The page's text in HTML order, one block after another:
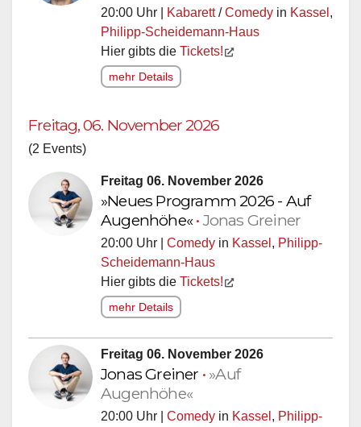
20:00 Uhr | Kabarett/Comedy in Kassel ,
Philipp-Scheidemann-Haus
Hier gibts die Tickets!
mehr Details
Freitag, 06. November 2026
(2 Events)
Freitag 06. November 2026
»Neues Programm 2026 - Auf
Augenhöhe«•Jonas Greiner
20:00 Uhr | Comedy in Kassel , Philipp-
Scheidemann-Haus
Hier gibts die Tickets!
mehr Details
Freitag 06. November 2026
Jonas Greiner • »Auf
Augenhöhe«
20:00 Uhr | Comedy in Kassel , Philipp-